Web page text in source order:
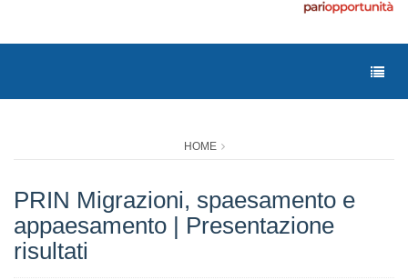
HOME
PRIN Migrazioni, spaesamento e
appaesamento | Presentazione
risultati